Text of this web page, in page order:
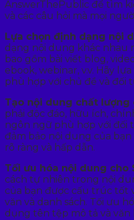
AnswerThePublic để tìm
và các câu hỏi mà mọi
Lựa chọn định dạng nội
dạng nội dung khác nhau
bao gồm bài viết blog,
ebook, webinar, v.v. Hãy
phù hợp với chủ đề và đối
Tạo nội dung chất lượng
phải độc đáo, hữu ích,
ngôn ngữ phù hợp với đối
đảm bảo nội dung của
rõ ràng và hấp dẫn.
Tối ưu hóa nội dung cho
cách tự nhiên trong nội
của bạn được cấu trúc tốt
văn và danh sách. Tối ưu
dụng tên tệp mô tả và văn